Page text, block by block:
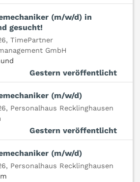
(m/w/d) in
gesucht!
TimePartner
GmbH
Gestern veröffentlicht
(m/w/d)
Personalhaus Recklinghausen
Gestern veröffentlicht
(m/w/d)
Personalhaus Recklinghausen